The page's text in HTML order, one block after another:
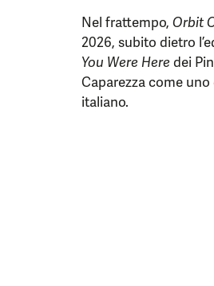
Nel frattempo, Orbit
2026, subito dietro
You Were Here dei
Caparezza come
italiano.